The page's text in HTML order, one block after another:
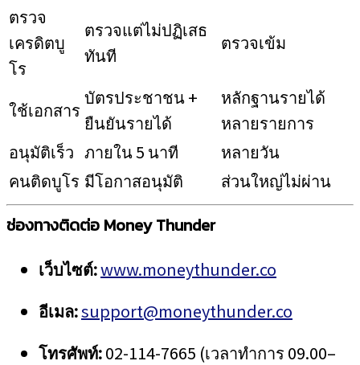
ตรวจ
เครดิตบู
โร
ตรวจแต่ไม่ปฏิเสธ
ทันที
ตรวจเข้ม
ใช้เอกสาร
บัตรประชาชน +
ยืนยันรายได้
หลักฐานรายได้
หลายรายการ
อนุมัติเร็ว ภายใน 5 นาที
หลายวัน
คนติดบูโร มีโอกาสอนุมัติ ส่วนใหญ่ไม่ผ่าน
ช่องทางติดต่อ Money Thunder
เว็บไซต์:www.moneythunder.co
อีเมล:support@moneythunder.co
โทรศัพท์:02-114-7665 (เวลาทำการ 09.00–